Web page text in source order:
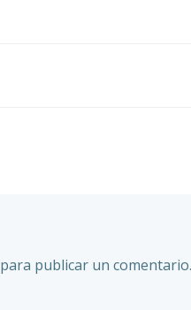
para publicar un comentario.